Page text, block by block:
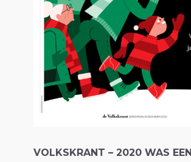
VOLKSKRANT – 2020 WAS EEN